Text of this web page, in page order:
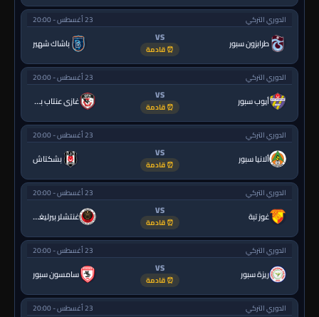
الدوري التركي 23 أغسطس - 20:00
طرابزون سبور VS
⏰ قادمة باشاك شهير
الدوري التركي 23 أغسطس - 20:00
أيوب سبور VS
⏰ قادمة غازي عنتاب بي.بي.كي.
الدوري التركي 23 أغسطس - 20:00
ألانيا سبور VS
⏰ قادمة بشكتاش
الدوري التركي 23 أغسطس - 20:00
غوز تبة VS
⏰ قادمة غنتشلر بيرليغي
الدوري التركي 23 أغسطس - 20:00
ريزة سبور VS
⏰ قادمة سامسون سبور
الدوري التركي 23 أغسطس - 20:00